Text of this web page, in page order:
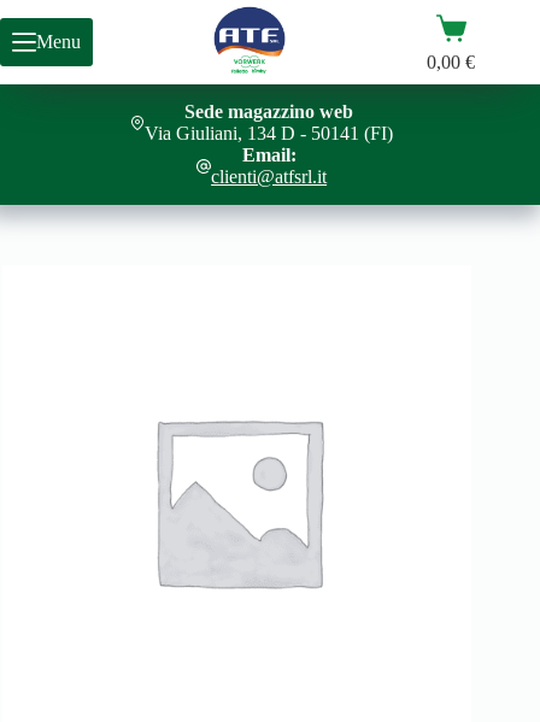
contenuto
TM7 SPUGNE DISPLAY (20X) Aggiungi al carrello
Menu
Carrello
0,00€
Sede magazzino web
Via Giuliani, 134 D - 50141 (FI)
Email:
clienti@atfsrl.it